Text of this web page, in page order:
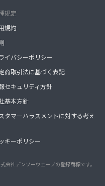
規定
規約
イバシーポリシー
商取引法に基づく表記
セキュリティ方針
基本方針
タマーハラスメントに対する考え
キーポリシー
会社デンソーウェーブの登録商標です。